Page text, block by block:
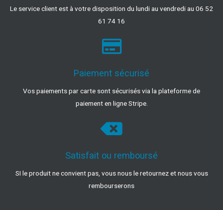
Le service client est à votre disposition du lundi au vendredi au 06 52
61 74 16
Paiement sécurisé
Vos paiements par carte sont sécurisés via la plateforme de
paiement en ligne Stripe.
Satisfait ou remboursé
SI le produit ne convient pas, vous nous le retournez et nous vous
rembourserons